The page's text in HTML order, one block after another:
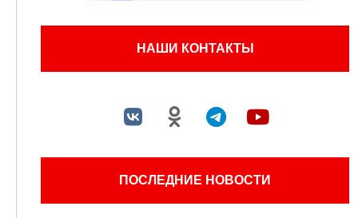
НАШИ КОНТАКТЫ
ПОСЛЕДНИЕ НОВОСТИ